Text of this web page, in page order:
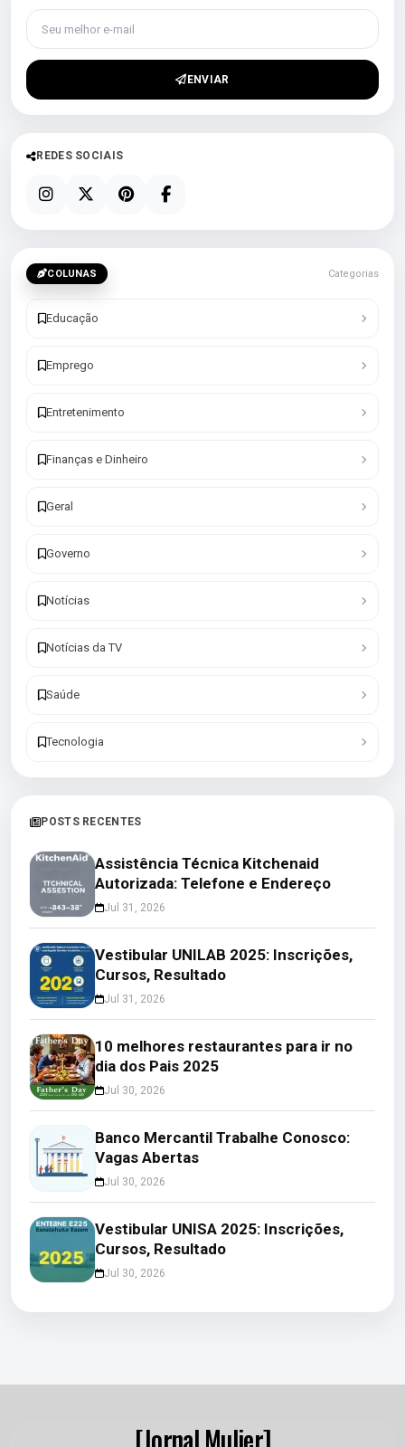
Seu melhor e-mail
ENVIAR
REDES SOCIAIS
COLUNAS Categorias
Educação
Emprego
Entretenimento
Finanças e Dinheiro
Geral
Governo
Notícias
Notícias da TV
Saúde
Tecnologia
POSTS RECENTES
Assistência Técnica Kitchenaid
Autorizada: Telefone e Endereço
Jul 31, 2026
Vestibular UNILAB 2025: Inscrições,
Cursos, Resultado
Jul 31, 2026
10 melhores restaurantes para ir no
dia dos Pais 2025
Jul 30, 2026
Banco Mercantil Trabalhe Conosco:
Vagas Abertas
Jul 30, 2026
Vestibular UNISA 2025: Inscrições,
Cursos, Resultado
Jul 30, 2026
[Jornal Mulier]